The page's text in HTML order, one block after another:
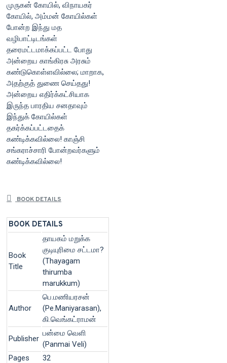
முருகன் கோயில், விநாயகர்
கோயில், அம்மன் கோயில்கள்
போன்ற இந்து மத
வழிபாட்டிடங்கள்
தரைமட்டமாக்கப்பட்ட போது
அன்றைய காங்கிரசு அரசும்
கண்டுகொள்ளவில்லை; மாறாக,
அதற்குத் துணை செய்தது!
அன்றைய எதிர்க்கட்சியாக
இருந்த பாரதிய சனதாவும்
இந்துக் கோயில்கள்
தகர்க்கப்பட்டதைக்
கண்டிக்கவில்லை! காஞ்சி
சங்கராச்சாரி போன்றவர்களும்
கண்டிக்கவில்லை!
BOOK DETAILS
BOOK DETAILS
Book
Title
தாயகம் மறுக்க
குடியுரிமை சட்டமா?
(Thayagam
thirumba
marukkum)
Author
பெ.மணியரசன்
(Pe.Maniyarasan),
கி.வெங்கட்ராமன்
Publisher
பன்மை வெளி
(Panmai Veli)
Pages
32